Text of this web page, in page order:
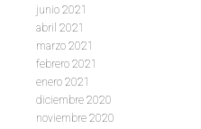
junio 2021
abril 2021
marzo 2021
febrero 2021
enero 2021
diciembre 2020
noviembre 2020